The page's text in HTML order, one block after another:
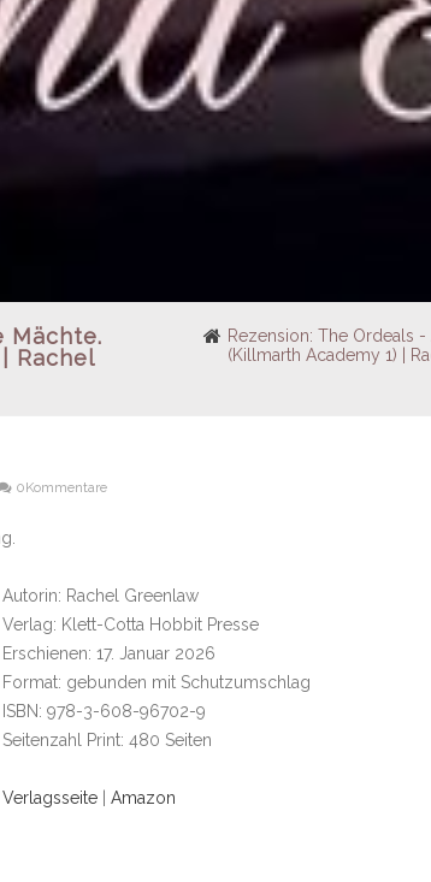
Mächte.
Rachel
Rezension: The Ordeals
(Killmarth Academy 1) |
0Kommentare
Autorin: Rachel Greenlaw
Verlag: Klett-Cotta Hobbit Presse
Erschienen: 17. Januar 2026
Format: gebunden mit Schutzumschlag
ISBN: 978-3-608-96702-9
Seitenzahl Print: 480 Seiten
Verlagsseite Amazon